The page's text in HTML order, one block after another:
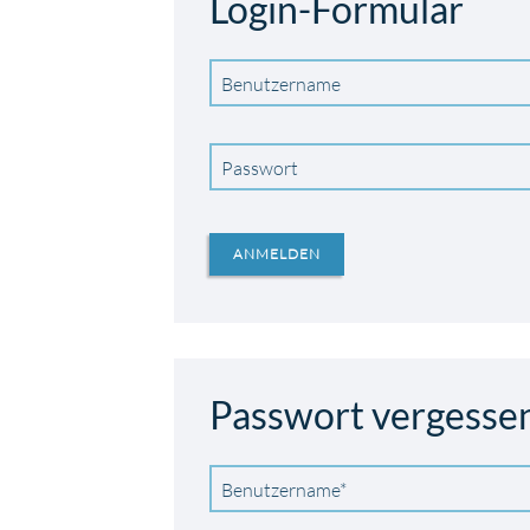
Benutzername
Passwort
ANMELDEN
Passwort
Pflichtfeld
Benutzername*